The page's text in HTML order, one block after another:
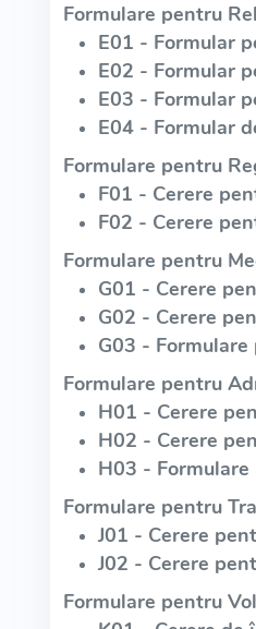
Formulare pentru
E01 - Formular
E02 - Formular
E03 - Formular
E04 - Formular
Formulare pentru
F01 - Cerere
F02 - Cerere
Formulare pentru
G01 - Cerere
G02 - Cerere
G03 -
Formulare pentru
H01 - Cerere
H02 - Cerere
H03 -
Formulare pentru
J01 - Cerere
J02 - Cerere
Formulare pentru